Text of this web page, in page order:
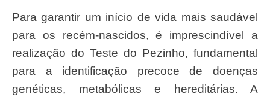
Para garantir um início de vida mais saudável
para os recém-nascidos, é imprescindível a
realização do Teste do Pezinho, fundamental
para a identificação precoce de doenças
genéticas, metabólicas e hereditárias. A